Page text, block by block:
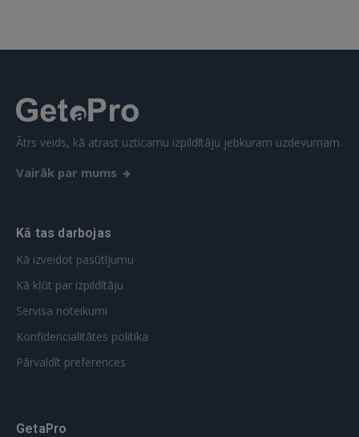
Ātrs veids, kā atrast uzticamu izpildītāju jebkuram uzdevumam.
Vairāk par mums
Kā tas darbojas
Kā izveidot pasūtījumu
Kā kļūt par izpildītāju
Servisa noteikumi
Konfidencialitātes politika
Pārvaldīt preferences
GetaPro